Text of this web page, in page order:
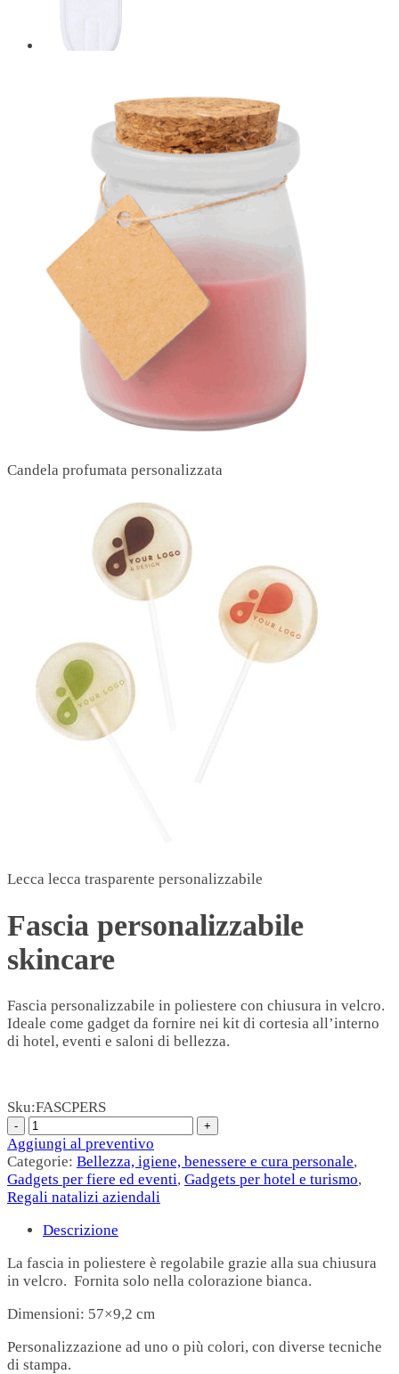
Candela profumata personalizzata
Lecca lecca trasparente personalizzabile
Fascia personalizzabile
skincare
Fascia personalizzabile in poliestere con chiusura in velcro.
Ideale come gadget da fornire nei kit di cortesia all’interno
di hotel, eventi e saloni di bellezza.
Sku:FASCPERS
Aggiungi al preventivo
Categorie: Bellezza, igiene, benessere e cura personale,
Gadgets per fiere ed eventi, Gadgets per hotel e turismo,
Regali natalizi aziendali
Descrizione
La fascia in poliestere è regolabile grazie alla sua chiusura
in velcro. Fornita solo nella colorazione bianca.
Dimensioni: 57×9,2 cm
Personalizzazione ad uno o più colori, con diverse tecniche
di stampa.